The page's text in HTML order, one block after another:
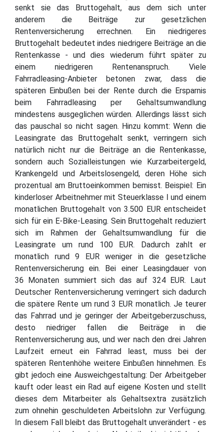
senkt sie das Bruttogehalt, aus dem sich unter
anderem die Beiträge zur gesetzlichen
Rentenversicherung errechnen. Ein niedrigeres
Bruttogehalt bedeutet indes niedrigere Beiträge an die
Rentenkasse - und dies wiederum führt später zu
einem niedrigeren Rentenanspruch. Viele
Fahrradleasing-Anbieter betonen zwar, dass die
späteren Einbußen bei der Rente durch die Ersparnis
beim Fahrradleasing per Gehaltsumwandlung
mindestens ausgeglichen würden. Allerdings lässt sich
das pauschal so nicht sagen. Hinzu kommt: Wenn die
Leasingrate das Bruttogehalt senkt, verringern sich
natürlich nicht nur die Beiträge an die Rentenkasse,
sondern auch Sozialleistungen wie Kurzarbeitergeld,
Krankengeld und Arbeitslosengeld, deren Höhe sich
prozentual am Bruttoeinkommen bemisst. Beispiel: Ein
kinderloser Arbeitnehmer mit Steuerklasse I und einem
monatlichen Bruttogehalt von 3.500 EUR entscheidet
sich für ein E-Bike-Leasing. Sein Bruttogehalt reduziert
sich im Rahmen der Gehaltsumwandlung für die
Leasingrate um rund 100 EUR. Dadurch zahlt er
monatlich rund 9 EUR weniger in die gesetzliche
Rentenversicherung ein. Bei einer Leasingdauer von
36 Monaten summiert sich das auf 324 EUR. Laut
Deutscher Rentenversicherung verringert sich dadurch
die spätere Rente um rund 3 EUR monatlich. Je teurer
das Fahrrad und je geringer der Arbeitgeberzuschuss,
desto niedriger fallen die Beiträge in die
Rentenversicherung aus, und wer nach den drei Jahren
Laufzeit erneut ein Fahrrad least, muss bei der
späteren Rentenhöhe weitere Einbußen hinnehmen. Es
gibt jedoch eine Ausweichgestaltung: Der Arbeitgeber
kauft oder least ein Rad auf eigene Kosten und stellt
dieses dem Mitarbeiter als Gehaltsextra zusätzlich
zum ohnehin geschuldeten Arbeitslohn zur Verfügung.
In diesem Fall bleibt das Bruttogehalt unverändert - es